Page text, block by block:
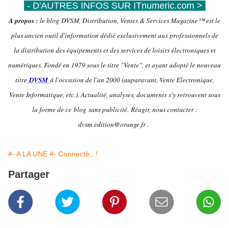
- D'AUTRES INFOS SUR ITnumeric.com >
A propos : le blog DVSM, Distribution, Ventes & Services Magazine™ est le
plus ancien outil d'information dédié exclusivement aux professionnels de
la distribution des équipements et des services de loisirs électroniques et
numériques. Fondé en 1979 sous le titre "Vente", et ayant adopté le nouveau
titre DVSM à l'occasion de l'an 2000 (auparavant, Vente Electronique,
Vente Informatique, etc.). Actualité, analyses, documents s'y retrouvent sous
la forme de ce blog sans publicité. Réagir, nous contacter :
dvsm.edition@orange.fr .
#- A LA UNE #- Connecté...!
Partager